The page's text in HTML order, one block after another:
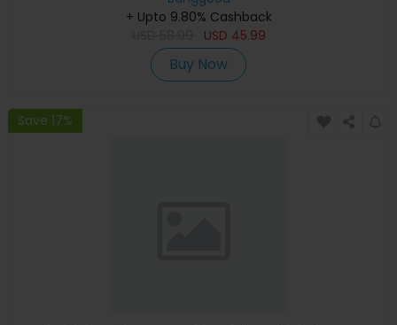
+ Upto 9.80% Cashback
USD 45.99
Buy Now
Save 17%